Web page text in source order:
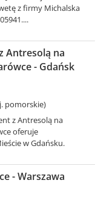
z firmy Michalska
Antresolą na
- Gdańsk
pomorskie)
z Antresolą na
oferuje
w Gdańsku.
- Warszawa